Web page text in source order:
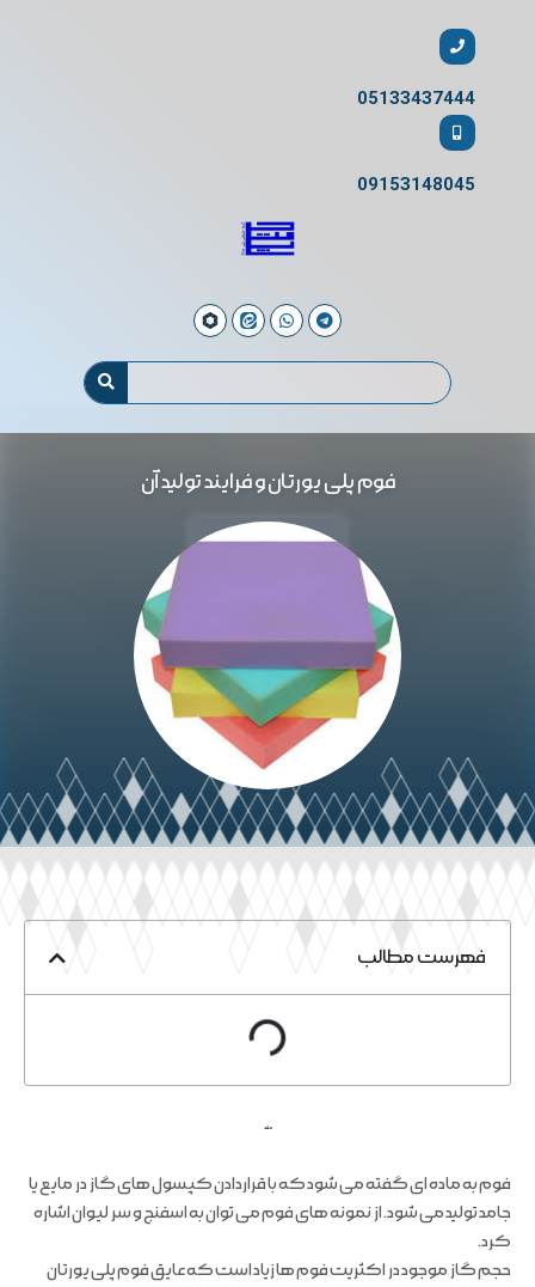
05133437444
09153148045
فوم پلی یورتان و فرایند تولید آن
خواندن مقاله
فهرست مطالب
ملند
فوم به ماده ای گفته می شود که با قراردادن کپسول های گاز در مایع یا
جامد تولید می شود. از نمونه های فوم می توان به اسفنج و سر لیوان اشاره
کرد.
حجم گاز موجود در اکثریت فوم ها زیاد است که عایق فوم پلی یورتان